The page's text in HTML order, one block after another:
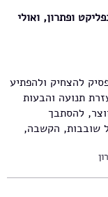
ופתרון, ואולי
להצחיק ולהפתיע
תנועה והבעות
להסתבך
שובבות, הקשבה,